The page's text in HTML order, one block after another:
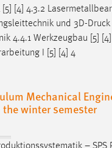
[5] [4] 4.3.2
und 3D-Druck
4.4.1 Werkzeugbau [5]
I [5] [4] 4
Mechanical
winter semester